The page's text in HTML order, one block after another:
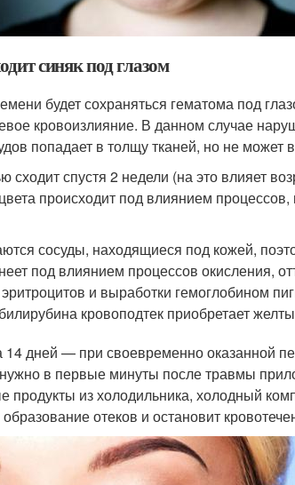
синяк под глазом
будет сохраняться гематома под
кровоизлияние. В данном случае
попадает в толщу тканей, но не может
сходит спустя 2 недели (на это влияет
происходит под влиянием процессов,
сосуды, находящиеся под кожей,
под влиянием процессов окисления,
и выработки гемоглобином
кровоподтек приобретает
14 дней — при своевременно оказанной
в первые минуты после травмы
продукты из холодильника, холодный
отеков и остановит